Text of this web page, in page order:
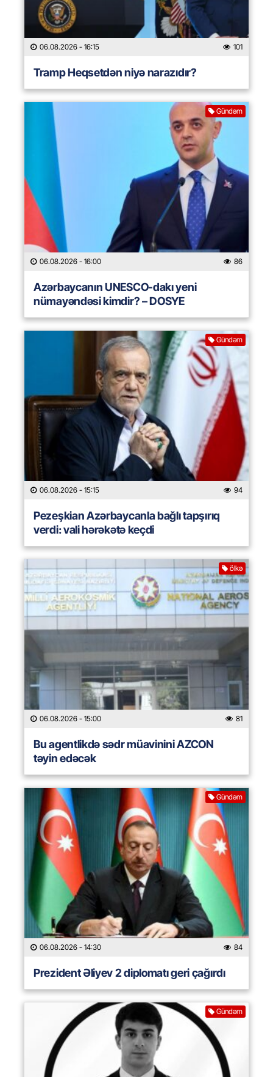
06.08.2026 - 16:15 101
Tramp Heqsetdən niyə narazıdır?
Gündəm
06.08.2026 - 16:00 86
Azərbaycanın UNESCO-dakı yeni
nümayəndəsi kimdir? – DOSYE
Gündəm
06.08.2026 - 15:15 94
Pezeşkian Azərbaycanla bağlı tapşırıq
verdi: vali hərəkətə keçdi
ölkə
06.08.2026 - 15:00 81
Bu agentlikdə sədr müavinini AZCON
təyin edəcək
Gündəm
06.08.2026 - 14:30 84
Prezident Əliyev 2 diplomatı geri çağırdı
Gündəm